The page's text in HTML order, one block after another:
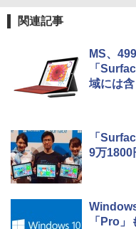
関連記事
MS、
「
域には
「
9万1800
「Pro